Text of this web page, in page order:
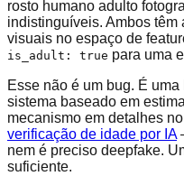
rosto humano adulto
indistinguíveis. Ambos têm
visuais no espaço de
is_adult: true para uma
Esse não é um bug. É
sistema baseado em
mecanismo em detalhes
verificação de idade por IA
nem é preciso deepfake.
suficiente.